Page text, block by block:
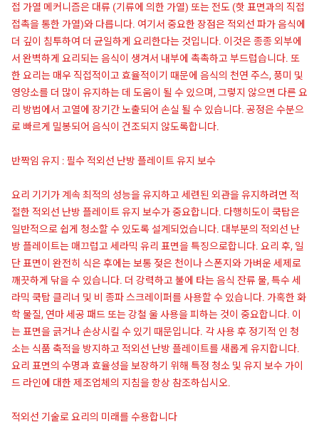
접 가열 메커니즘은 대류 (기류에 의한 가열) 또는 전도 (핫 표면과의 직접
접촉을 통한 가열)와 다릅니다. 여기서 중요한 장점은 적외선 파가 음식에
더 깊이 침투하여 더 균일하게 요리한다는 것입니다. 이것은 종종 외부에
서 완벽하게 요리되는 음식이 생겨서 내부에 촉촉하고 부드럽습니다. 또
한 요리는 매우 직접적이고 효율적이기 때문에 음식의 천연 주스, 풍미 및
영양소를 더 많이 유지하는 데 도움이 될 수 있으며, 그렇지 않으면 다른 요
리 방법에서 고열에 장기간 노출되어 손실 될 수 있습니다. 공정은 수분으
로 빠르게 밀봉되어 음식이 건조되지 않도록합니다.
반짝임 유지 : 필수 적외선 난방 플레이트 유지 보수
요리 기기가 계속 최적의 성능을 유지하고 세련된 외관을 유지하려면 적
절한 적외선 난방 플레이트 유지 보수가 중요합니다. 다행히도이 쿡탑은
일반적으로 쉽게 청소할 수 있도록 설계되었습니다. 대부분의 적외선 난
방 플레이트는 매끄럽고 세라믹 유리 표면을 특징으로합니다. 요리 후, 일
단 표면이 완전히 식은 후에는 보통 젖은 천이나 스폰지와 가벼운 세제로
깨끗하게 닦을 수 있습니다. 더 강력하고 불에 타는 음식 잔류 물, 특수 세
라믹 쿡탑 클리너 및 비 종파 스크레이퍼를 사용할 수 있습니다. 가혹한 화
학 물질, 연마 세공 패드 또는 강철 울 사용을 피하는 것이 중요합니다. 이
는 표면을 긁거나 손상시킬 수 있기 때문입니다. 각 사용 후 정기적 인 청
소는 식품 축적을 방지하고 적외선 난방 플레이트를 새롭게 유지합니다.
요리 표면의 수명과 효율성을 보장하기 위해 특정 청소 및 유지 보수 가이
드 라인에 대한 제조업체의 지침을 항상 참조하십시오.
적외선 기술로 요리의 미래를 수용합니다